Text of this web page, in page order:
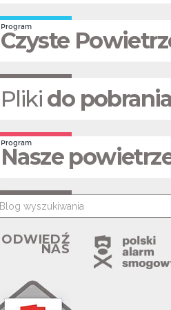
Program
Czyste
Pliki do
Program
Nasze
ODWIEDŹ
NAS